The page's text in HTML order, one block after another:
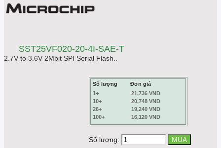
SST25VF020-20-4I-SAE-T
2.7V to 3.6V 2Mbit SPI Serial Flash..
Số lượng
Đơn giá
1+
21,736 VND
10+
20,748 VND
26+
19,240 VND
100+
16,120 VND
Số lượng: